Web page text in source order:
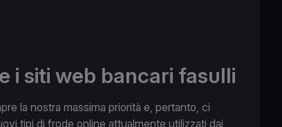
i siti web bancari fasulli
la nostra massima priorità e, pertanto, ci
tipi di frode online attualmente utilizzati dai